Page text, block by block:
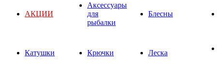
АКЦИИ
Аксессуары
для
рыбалки
Блесны
Катушки Крючки Леска